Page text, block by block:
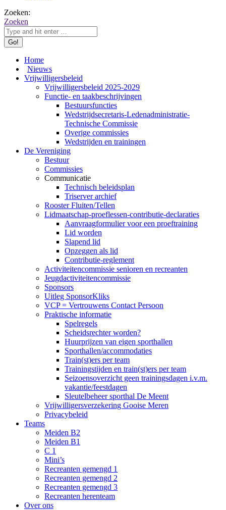
Zoeken:
Zoeken
Home
Nieuws
Vrijwilligersbeleid
Vrijwilligersbeleid 2025-2029
Functie- en taakbeschrijvingen
Bestuursfuncties
Wedstrijdsecretaris-Ledenadministratie-
Technische Commissie
Overige commissies
Wedstrijden en trainingen
De Vereniging
Bestuur
Commissies
Communicatie
Technisch beleidsplan
Triserver archief
Rooster Fluiten/Tellen
Lidmaatschap-proeflessen-contributie-declaraties
Aanvraagformulier voor een proeftraining
Lid worden
Slapend lid
Opzeggen als lid
Contributie-reglement
Activiteitencommissie senioren en recreanten
Jeugdactiviteitencommissie
Sponsors
Uitleg SponsorKliks
VCP = Vertrouwens Contact Persoon
Praktische informatie
Spelregels
Scheidsrechter worden?
Huurprijzen van eigen sporthallen
Sporthallen/accommodaties
Train(st)ers per team
Trainingstijden en train(st)ers per team
Seizoensoverzicht geen trainingsdagen i.v.m.
vakantie/feestdagen
Sleutelbeheer sporthal De Meent
Vrijwilligersverzekering Gooise Meren
Privacybeleid
Teams
Meiden B2
Meiden B1
C 1
Mini’s
Recreanten gemengd 1
Recreanten gemengd 2
Recreanten gemengd 3
Recreanten herenteam
Over ons